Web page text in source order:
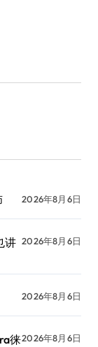
2026年8月6日
讲 2026年8月6日
2026年8月6日
徕2026年8月6日